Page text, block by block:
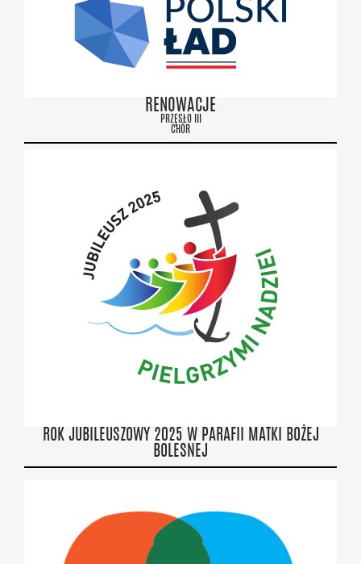
RENOWACJE
PRZĘSŁO III
CHÓR
ROK JUBILEUSZOWY 2025 W PARAFII MATKI BOŻEJ
BOLESNEJ